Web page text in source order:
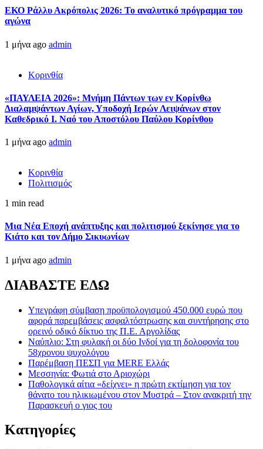
ΕΚΟ Ράλλυ Ακρόπολις 2026: Το αναλυτικό πρόγραμμα του
αγώνα
1 μήνα ago admin
Κορινθία
«ΠΑΥΛΕΙΑ 2026»: Μνήμη Πάντων των εν Κορίνθω
Διαλαμψάντων Αγίων, Υποδοχή Ιερών Λειψάνων στον
Καθεδρικό Ι. Ναό του Αποστόλου Παύλου Κορίνθου
1 μήνα ago admin
Κορινθία
Πολιτισμός
1 min read
Μια Νέα Εποχή ανάπτυξης και πολιτισμού ξεκίνησε για το
Κιάτο και τον Δήμο Σικυωνίων
1 μήνα ago admin
ΔΙΑΒΑΣΤΕ ΕΔΩ
Υπεγράφη σύμβαση προϋπολογισμού 450.000 ευρώ που
αφορά παρεμβάσεις ασφαλτόστρωσης και συντήρησης στο
ορεινό οδικό δίκτυο της Π.Ε. Αργολίδας
Ναύπλιο: Στη φυλακή οι δύο Ινδοί για τη δολοφονία του
58χρονου ψυχολόγου
Παρέμβαση ΠΕΣΠ για MERE Ελλάς
Μεσσηνία: Φωτιά στο Αριοχώρι
Παθολογικά αίτια «δείχνει» η πρώτη εκτίμηση για τον
θάνατο του ηλικιωμένου στον Μυστρά – Στον ανακριτή την
Παρασκευή ο γιος του
Kατηγορίες